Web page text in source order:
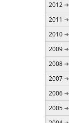
2012
2011
2010
2009
2008
2007
2006
2005